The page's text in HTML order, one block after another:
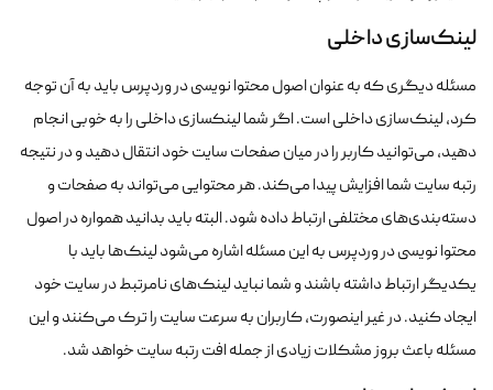
لینک‌سازی داخلی
مسئله دیگری که به عنوان اصول محتوا نویسی در وردپرس باید به آن توجه
کرد، لینک‌سازی داخلی است. اگر شما لینک‎سازی داخلی را به خوبی انجام
دهید، می‌توانید کاربر را در میان صفحات سایت خود انتقال دهید و در نتیجه
رتبه سایت شما افزایش پیدا می‌کند. هر محتوایی می‌تواند به صفحات و
دسته‌بندی‌های مختلفی ارتباط داده شود. البته باید بدانید همواره در اصول
محتوا نویسی در وردپرس به این مسئله اشاره می‌شود لینک‌ها باید با
یکدیگر ارتباط داشته باشند و شما نباید لینک‌های نامرتبط در سایت خود
ایجاد کنید. در غیر اینصورت، کاربران به سرعت سایت را ترک می‌کنند و این
مسئله باعث بروز مشکلات زیادی از جمله افت رتبه سایت خواهد شد.